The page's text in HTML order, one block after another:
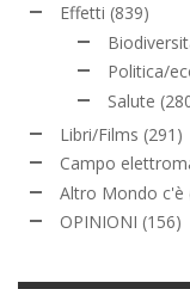
Effetti (839)
Politica/
Salute
Libri/Films (291)
Campo
Altro Mondo c'è
OPINIONI (156)